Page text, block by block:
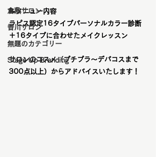
倉敷サロン
香川サロン
無題のカテゴリー
Stage Up Branding
📝メニュー内容
ラピス認定16タイプパーソナルカラー診断
＋ 16タイプに合わせたメイクレッスン
サロンのコスメ（プチプラ〜デパコスまで
300点以上）からアドバイスいたします！